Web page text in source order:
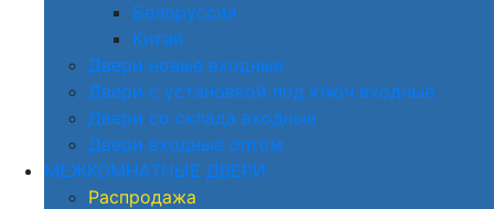
Белоруссия
Китай
Двери новые входные
Двери с установкой под ключ входные
Двери со склада входные
Двери входные оптом
МЕЖКОМНАТНЫЕ ДВЕРИ
Распродажа